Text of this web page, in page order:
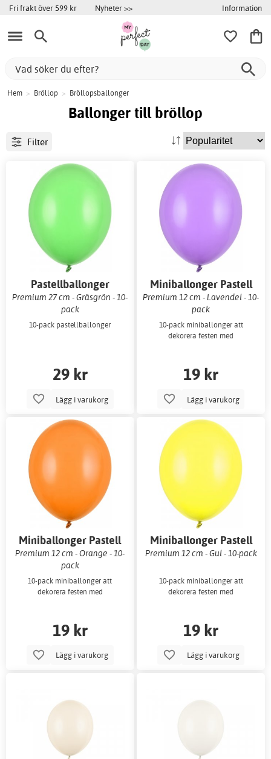
Fri frakt över 599 kr Nyheter >> Information
Hem > Bröllop > Bröllopsballonger
Ballonger till bröllop
Filter
Pastellballonger
Premium 27 cm - Gräsgrön - 10-
pack
10-pack pastellballonger
29 kr
Lägg i varukorg
Miniballonger Pastell
Premium 12 cm - Lavendel - 10-
pack
10-pack miniballonger att
dekorera festen med
19 kr
Lägg i varukorg
Miniballonger Pastell
Premium 12 cm - Orange - 10-
pack
10-pack miniballonger att
dekorera festen med
19 kr
Lägg i varukorg
Miniballonger Pastell
Premium 12 cm - Gul - 10-pack
10-pack miniballonger att
dekorera festen med
19 kr
Lägg i varukorg